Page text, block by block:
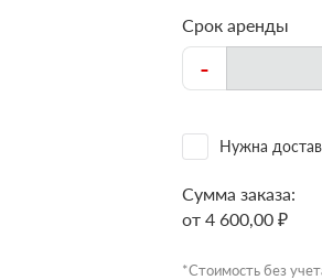
Срок аренды
-
Нужна
Сумма заказа:
от 4 600,00 ₽
*Стоимость без